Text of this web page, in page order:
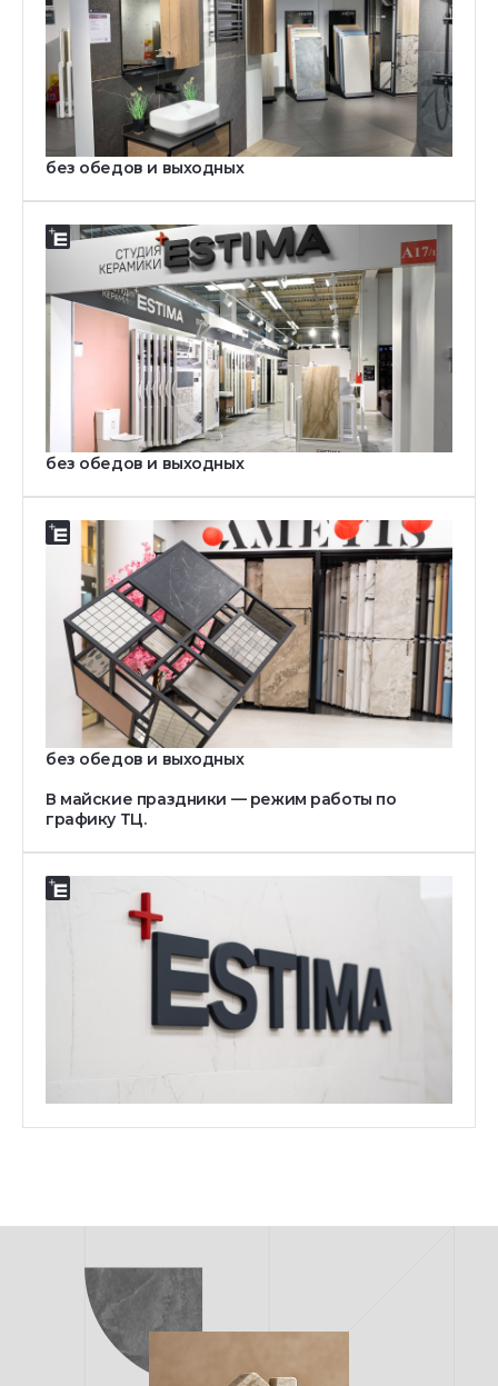
119620, Москва, Киевское шоссе, д. 4, строение
2, корпус Г, вход 10, павильон 133Г, БП Румянцево
ТЕЛЕФОН:
8 (499) 110-60-04
E-MAIL:
salon-msk@estima.ru
РЕЖИМ РАБОТЫ:
Пн-Вс: c 10.00 до 21.00
без обедов и выходных
Фирменный салон
АДРЕС:
127560, Москва, улица Пришвина, 26, ТЦ Миллион
Мелочей пав.А17
ТЕЛЕФОН:
8 (499) 110-04-06
salon-msk@estima.ru
РЕЖИМ РАБОТЫ:
Пн-Вс: c 10.00 до 21.00
без обедов и выходных
Фирменный салон
АДРЕС:
111024, Москва, шоссе Энтузиастов, 12 к.2, ТРЦ
ГОРОД Лефортово, 3 этаж
ТЕЛЕФОН:
8 (499) 110-41-46
E-MAIL:
salon-msk@estima.ru
РЕЖИМ РАБОТЫ:
Пн-Вс: c 10.00 до 21.00
без обедов и выходных
В майские праздники — режим работы по
графику ТЦ.
Дисконт-центр
142410, Ногинск, Бетонная улица, 1
+7 (499) 302-01-32
discount-ngk@estima.ru
Ежедневно: c 9.00 до 20.00